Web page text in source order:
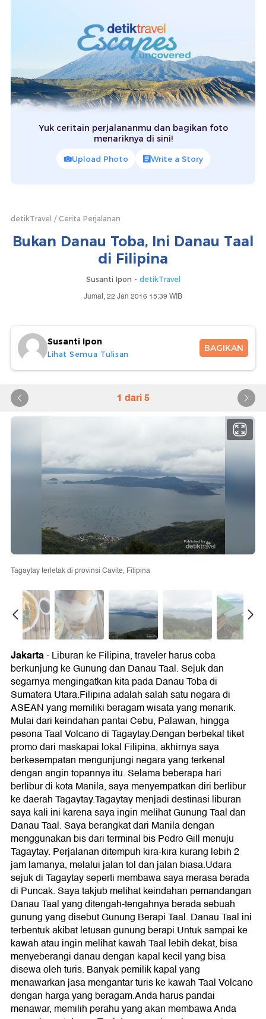
Yuk ceritain perjalananmu dan bagikan foto
menariknya di sini!
Upload Photo Write a Story
detikTravel Cerita Perjalanan
Bukan Danau Toba, Ini Danau Taal
di Filipina
Susanti Ipon - detikTravel
Jumat, 22 Jan 2016 15:39 WIB
Susanti Ipon
Lihat Semua Tulisan
BAGIKAN
1 dari 5
Tagaytay terletak di provinsi Cavite, Filipina
Jakarta- Liburan ke Filipina, traveler harus coba
berkunjung ke Gunung dan Danau Taal. Sejuk dan
segarnya mengingatkan kita pada Danau Toba di
Sumatera Utara.Filipina adalah salah satu negara di
ASEAN yang memiliki beragam wisata yang menarik.
Mulai dari keindahan pantai Cebu, Palawan, hingga
pesona Taal Volcano di Tagaytay.Dengan berbekal tiket
promo dari maskapai lokal Filipina, akhirnya saya
berkesempatan mengunjungi negara yang terkenal
dengan angin topannya itu. Selama beberapa hari
berlibur di kota Manila, saya menyempatkan diri berlibur
ke daerah Tagaytay.Tagaytay menjadi destinasi liburan
saya kali ini karena saya ingin melihat Gunung Taal dan
Danau Taal. Saya berangkat dari Manila dengan
menggunakan bis dari terminal bis Pedro Gill menuju
Tagaytay. Perjalanan ditempuh kira-kira kurang lebih 2
jam lamanya, melalui jalan tol dan jalan biasa.Udara
sejuk di Tagaytay seperti membawa saya merasa berada
di Puncak. Saya takjub melihat keindahan pemandangan
Danau Taal yang ditengah-tengahnya berada sebuah
gunung yang disebut Gunung Berapi Taal. Danau Taal ini
terbentuk akibat letusan gunung berapi.Untuk sampai ke
kawah atau ingin melihat kawah Taal lebih dekat, bisa
menyeberangi danau dengan kapal kecil yang bisa
disewa oleh turis. Banyak pemilik kapal yang
menawarkan jasa mengantar turis ke kawah Taal Volcano
dengan harga yang beragam.Anda harus pandai
menawar, memilih perahu yang akan membawa Anda